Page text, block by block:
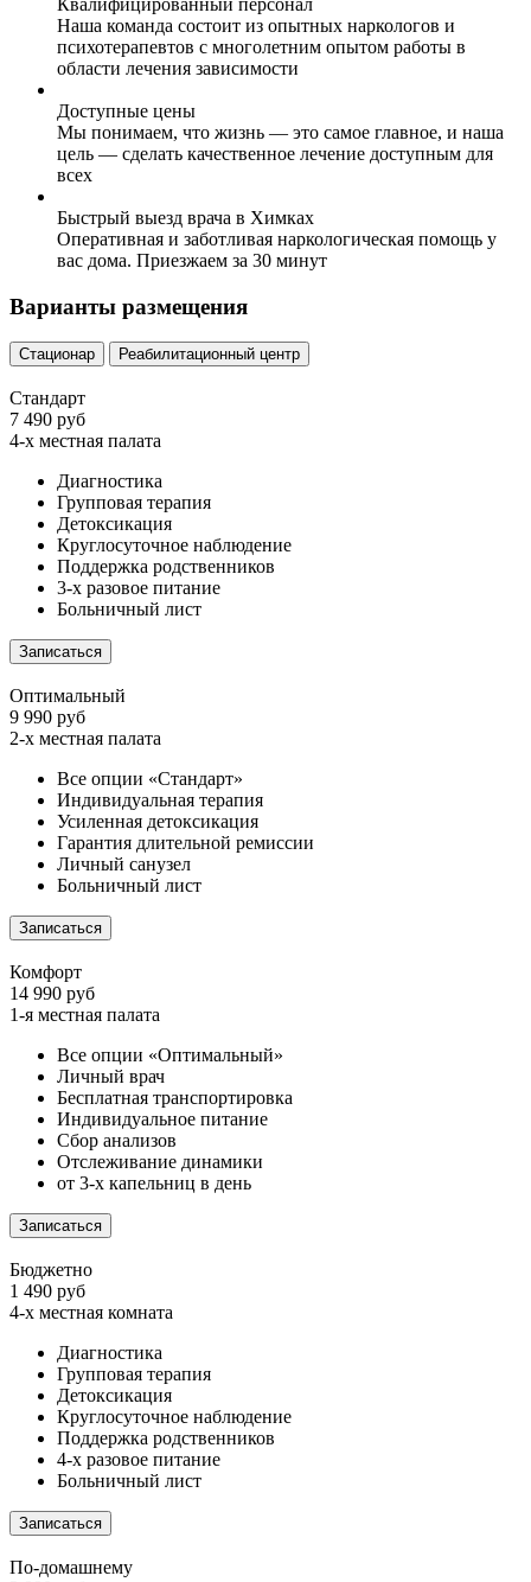
Наша команда состоит из опытных наркологов и
психотерапевтов с многолетним опытом работы в
области лечения зависимости
Доступные цены
Мы понимаем, что жизнь — это самое главное, и наша
цель — сделать качественное лечение доступным для
всех
Быстрый выезд врача в Химках
Оперативная и заботливая наркологическая помощь у
вас дома. Приезжаем за 30 минут
Варианты размещения
Стационар Реабилитационный центр
Стандарт
7 490 руб
4-х местная палата
Диагностика
Групповая терапия
Детоксикация
Круглосуточное наблюдение
Поддержка родственников
3-х разовое питание
Больничный лист
Записаться
Оптимальный
9 990 руб
2-х местная палата
Все опции «Стандарт»
Индивидуальная терапия
Усиленная детоксикация
Гарантия длительной ремиссии
Личный санузел
Больничный лист
Записаться
Комфорт
14 990 руб
1-я местная палата
Все опции «Оптимальный»
Личный врач
Бесплатная транспортировка
Индивидуальное питание
Сбор анализов
Отслеживание динамики
от 3-х капельниц в день
Записаться
Бюджетно
1 490 руб
4-х местная комната
Диагностика
Групповая терапия
Детоксикация
Круглосуточное наблюдение
Поддержка родственников
4-х разовое питание
Больничный лист
Записаться
По-домашнему